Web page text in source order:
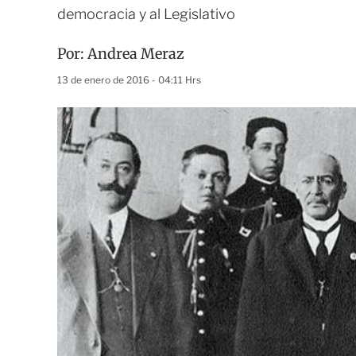
democracia y al Legislativo
Por:Andrea Meraz
13 de enero de 2016 - 04:11 Hrs